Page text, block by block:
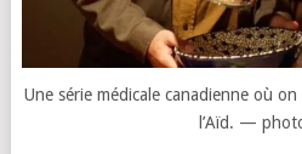
Une série médi­cale cana­dienne où
l’Aïd. —